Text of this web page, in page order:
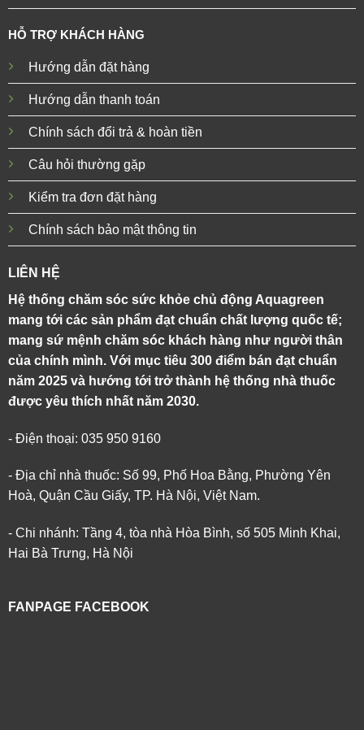
HỖ TRỢ KHÁCH HÀNG
Hướng dẫn đặt hàng
Hướng dẫn thanh toán
Chính sách đổi trả & hoàn tiền
Câu hỏi thường gặp
Kiểm tra đơn đặt hàng
Chính sách bảo mật thông tin
LIÊN HỆ
Hệ thống chăm sóc sức khỏe chủ động Aquagreen
mang tới các sản phẩm đạt chuẩn chất lượng quốc tế;
mang sứ mệnh chăm sóc khách hàng như người thân
của chính mình. Với mục tiêu 300 điểm bán đạt chuẩn
năm 2025 và hướng tới trở thành hệ thống nhà thuốc
được yêu thích nhất năm 2030.
- Điện thoại: 035 950 9160
- Địa chỉ nhà thuốc: Số 99, Phố Hoa Bằng, Phường Yên
Hoà, Quận Cầu Giấy, TP. Hà Nội, Việt Nam.
- Chi nhánh: Tầng 4, tòa nhà Hòa Bình, số 505 Minh Khai,
Hai Bà Trưng, Hà Nội
FANPAGE FACEBOOK